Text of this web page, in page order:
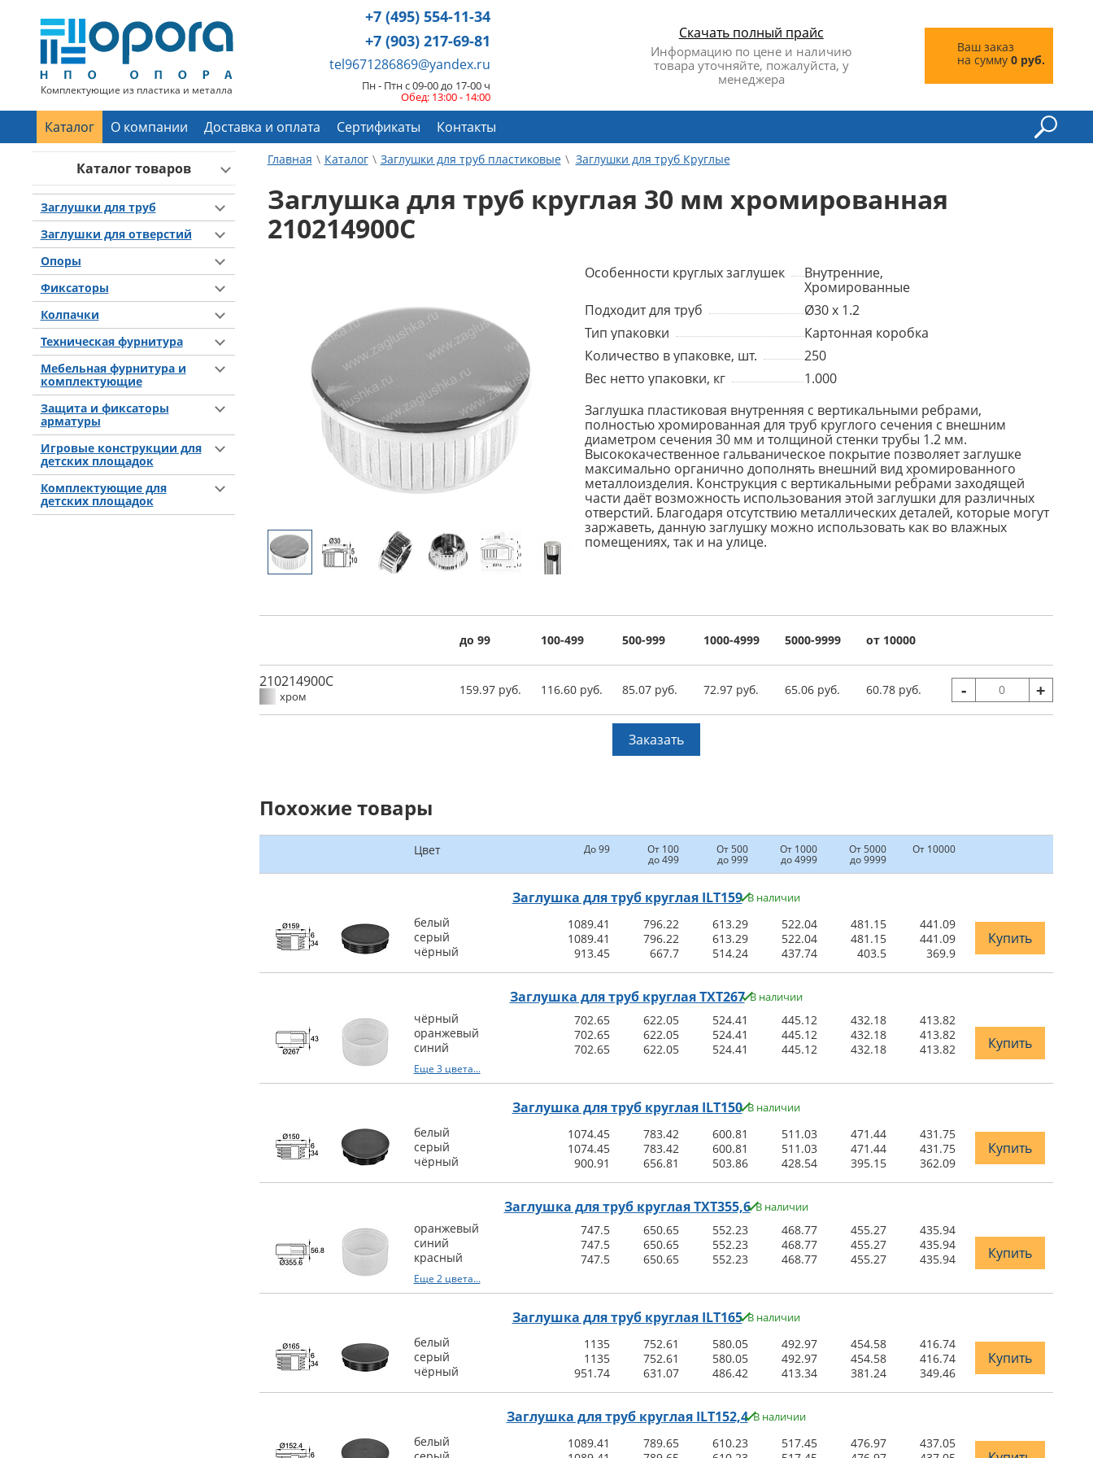
Комплектующие из пластика и металла
+7 (495) 554-11-34
+7 (903) 217-69-81
tel9671286869@yandex.ru
Пн - Птн с 09-00 до 17-00 ч
Обед: 13:00 - 14:00
Скачать полный прайс
Информацию по цене и наличию
товара уточняйте, пожалуйста, у
менеджера
Ваш заказ
на сумму 0 руб.
Каталог О компании Доставка и оплата Сертификаты Контакты
Каталог товаров
Заглушки для труб
Заглушки для отверстий
Опоры
Фиксаторы
Колпачки
Техническая фурнитура
Мебельная фурнитура и
комплектующие
Защита и фиксаторы
арматуры
Игровые конструкции для
детских площадок
Комплектующие для
детских площадок
Главная Каталог Заглушки для труб пластиковые Заглушки для труб Круглые
Заглушка для труб круглая 30 мм хромированная
210214900C
Особенности круглых заглушек
Внутренние,
Хромированные
Подходит для труб
Ø30 x 1.2
Тип упаковки
Картонная коробка
Количество в упаковке, шт.
250
Вес нетто упаковки, кг
1.000
Заглушка пластиковая внутренняя с вертикальными ребрами,
полностью хромированная для труб круглого сечения с внешним
диаметром сечения 30 мм и толщиной стенки трубы 1.2 мм.
Высококачественное гальваническое покрытие позволяет заглушке
максимально органично дополнять внешний вид хромированного
металлоизделия. Конструкция с вертикальными ребрами заходящей
части даёт возможность использования этой заглушки для различных
отверстий. Благодаря отсутствию металлических деталей, которые могут
заржаветь, данную заглушку можно использовать как во влажных
помещениях, так и на улице.
до 99 100-499 500-999 1000-4999 5000-9999 от 10000
210214900C
хром 159.97 руб. 116.60 руб. 85.07 руб. 72.97 руб. 65.06 руб. 60.78 руб. - +
Заказать
Похожие товары
Цвет До 99 От 100
до 499
От 500
до 999
От 1000
до 4999
От 5000
до 9999
От 10000
Заглушка для труб круглая ILT159 В наличии
белый 1089.41 796.22 613.29 522.04 481.15
441.09
серый
1089.41 796.22 613.29 522.04 481.15
441.09
чёрный
913.45 667.7 514.24 437.74 403.5 369.9
Купить
Заглушка для труб круглая TXT267 В наличии
чёрный 702.65 622.05 524.41 445.12 432.18
413.82
оранжевый
702.65 622.05 524.41 445.12 432.18
413.82
синий
702.65 622.05 524.41 445.12 432.18 413.82
Еще 3 цвета...
Купить
Заглушка для труб круглая ILT150 В наличии
белый 1074.45 783.42 600.81 511.03 471.44
431.75
серый
1074.45 783.42 600.81 511.03 471.44
431.75
чёрный
900.91 656.81 503.86 428.54 395.15 362.09
Купить
Заглушка для труб круглая TXT355,6 В наличии
оранжевый 747.5 650.65 552.23 468.77 455.27
435.94
синий
747.5 650.65 552.23 468.77 455.27
435.94
красный
747.5 650.65 552.23 468.77 455.27 435.94
Еще 2 цвета...
Купить
Заглушка для труб круглая ILT165 В наличии
белый 1135 752.61 580.05 492.97 454.58
416.74
серый
1135 752.61 580.05 492.97 454.58
416.74
чёрный
951.74 631.07 486.42 413.34 381.24 349.46
Купить
Заглушка для труб круглая ILT152,4 В наличии
белый 1089.41 789.65 610.23 517.45 476.97
437.05